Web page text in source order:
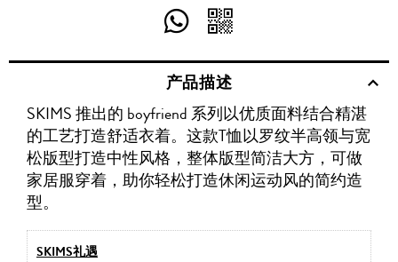
享
WECHAT
享
WEIBO
分
享
至
WHATSAPP
享
维
码
产品描述
SKIMS 推出的 boyfriend 系列以优质面料结合精湛
的工艺打造舒适衣着。这款T恤以罗纹半高领与宽
松版型打造中性风格，整体版型简洁大方，可做
家居服穿着，助你轻松打造休闲运动风的简约造
型。
SKIMS礼遇